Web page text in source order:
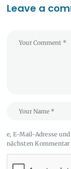
Leave a
e, E-Mail-Adresse
nächsten Kommentar